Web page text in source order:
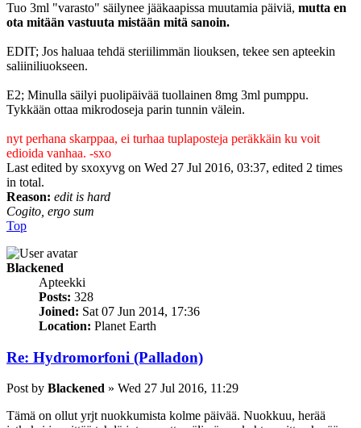
Tuo 3ml "varasto" säilynee jääkaapissa muutamia päiviä, mutta en
ota mitään vastuuta mistään mitä sanoin.
EDIT; Jos haluaa tehdä steriilimmän liouksen, tekee sen apteekin
saliiniliuokseen.
E2; Minulla säilyi puolipäivää tuollainen 8mg 3ml pumppu.
Tykkään ottaa mikrodoseja parin tunnin välein.
nyt perhana skarppaa, ei turhaa tuplaposteja peräkkäin ku voit
edioida vanhaa. -sxo
Last edited by sxoxyvg on Wed 27 Jul 2016, 03:37, edited 2 times
in total.
Reason: edit is hard
Cogito, ergo sum
Top
Blackened
Apteekki
Posts: 328
Joined: Sat 07 Jun 2014, 17:36
Location: Planet Earth
Re: Hydromorfoni (Palladon)
Post by Blackened » Wed 27 Jul 2016, 11:29
Tämä on ollut yrjt nuokkumista kolme päivää. Nuokkuu, herää